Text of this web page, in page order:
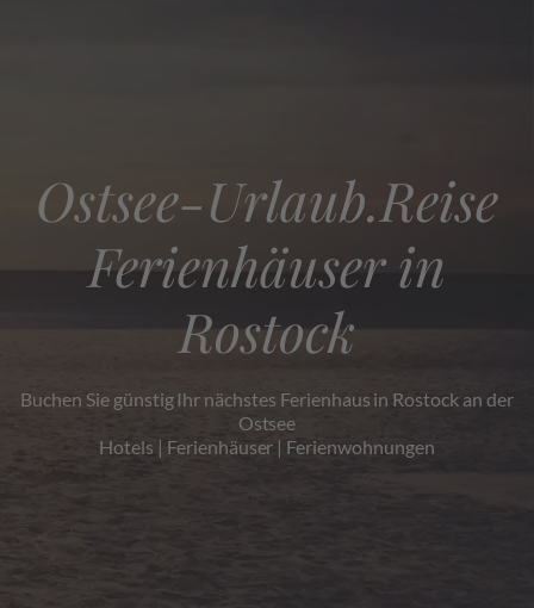
Ostsee-Urlaub.Reise
Ferienhäuser in
Rostock
Buchen Sie günstig Ihr nächstes Ferienhaus in Rostock an der
Ostsee
Hotels | Ferienhäuser | Ferienwohnungen